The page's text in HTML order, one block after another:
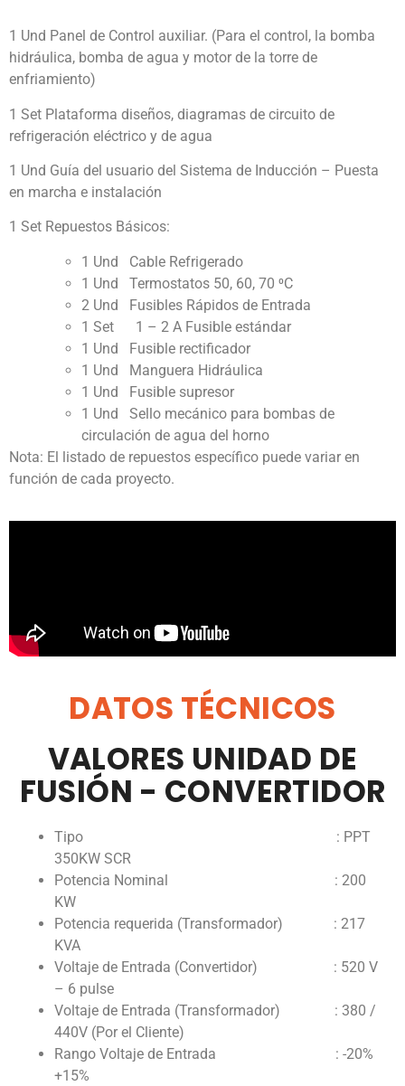
1 Und Panel de Control auxiliar. (Para el control, la bomba
hidráulica, bomba de agua y motor de la torre de
enfriamiento)
1 Set Plataforma diseños, diagramas de circuito de
refrigeración eléctrico y de agua
1 Und Guía del usuario del Sistema de Inducción – Puesta
en marcha e instalación
1 Set Repuestos Básicos:
1 Und Cable Refrigerado
1 Und Termostatos 50, 60, 70 ⁰C
2 Und Fusibles Rápidos de Entrada
1 Set 1 – 2 A Fusible estándar
1 Und Fusible rectificador
1 Und Manguera Hidráulica
1 Und Fusible supresor
1 Und Sello mecánico para bombas de
circulación de agua del horno
Nota: El listado de repuestos específico puede variar en
función de cada proyecto.
DATOS TÉCNICOS
VALORES UNIDAD DE
FUSIÓN - CONVERTIDOR
Tipo : PPT
350KW SCR
Potencia Nominal : 200
KW
Potencia requerida (Transformador) : 217
KVA
Voltaje de Entrada (Convertidor) : 520 V
– 6 pulse
Voltaje de Entrada (Transformador) : 380 /
440V (Por el Cliente)
Rango Voltaje de Entrada : -20%
+15%